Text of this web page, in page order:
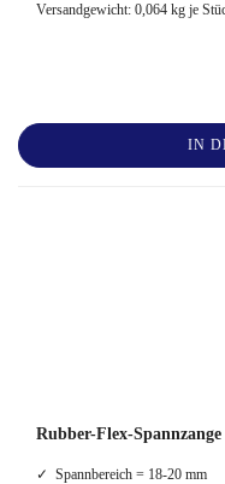
Versandgewicht: 0,064 kg je
IN
Rubber-Flex-
✓ Spannbereich = 18-20 mm